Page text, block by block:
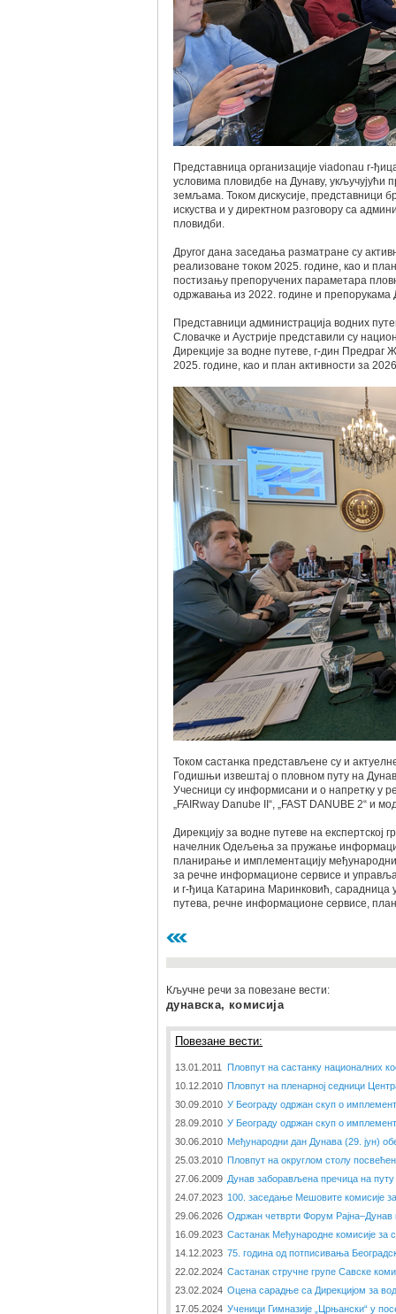
Представница организације viadonau г-
условима пловидбе на Дунаву, укључујући
земљама. Током дискусије, представници
искуства и у директном разговору са
пловидби.
Другог дана заседања разматране су
реализоване током 2025. године, као и
постизању препоручених параметара
одржавања из 2022. године и препорукама
Представници администрација водних
Словачке и Аустрије представили су
Дирекције за водне путеве, г-дин Предраг
2025. године, као и план активности за
Током састанка представљене су и
Годишњи извештај о пловном путу на
Учесници су информисани и о напретку у
„FAIRway Danube II“, „FAST DANUBE 2“ и
Дирекцију за водне путеве на експертској
начелник Одељења за пружање
планирање и имплементацију
за речне информационе сервисе и
и г-ђица Катарина Маринковић,
путева, речне информационе сервисе,
Кључне речи за повезане вести:
дунавска, комисија
Повезане вести:
13.01.2011
Пловпут на састанку националних
10.12.2010 Пловпут на пленарној седници
30.09.2010 У Београду одржан скуп о
28.09.2010 У Београду одржан скуп о
30.06.2010 Међународни дан Дунава (29. јун)
25.03.2010 Пловпут на округлом столу
27.06.2009 Дунав заборављена пречица на путу
24.07.2023 100. заседање Мешовите комисије
29.06.2026 Одржан четврти Форум Рајна–Дунав
16.09.2023 Састанак Међународне комисије за
14.12.2023 75. година од потписивања
22.02.2024 Састанак стручне групе Савске
23.02.2024 Оцена сарадње са Дирекцијом за
17.05.2024 Ученици Гимназије „Црњански“ у